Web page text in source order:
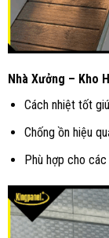
Nhà Xưởng – Kho
Cách nhiệt tốt
Chống ồn hiệu
Phù hợp cho